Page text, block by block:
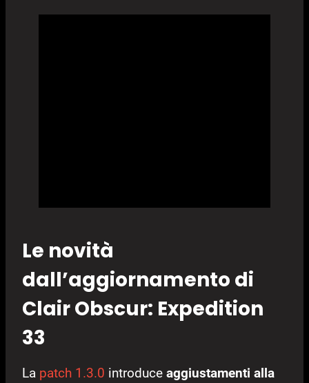
Le novità
dall’aggiornamento di
Clair Obscur: Expedition
33
La patch 1.3.0 introduce aggiustamenti alla